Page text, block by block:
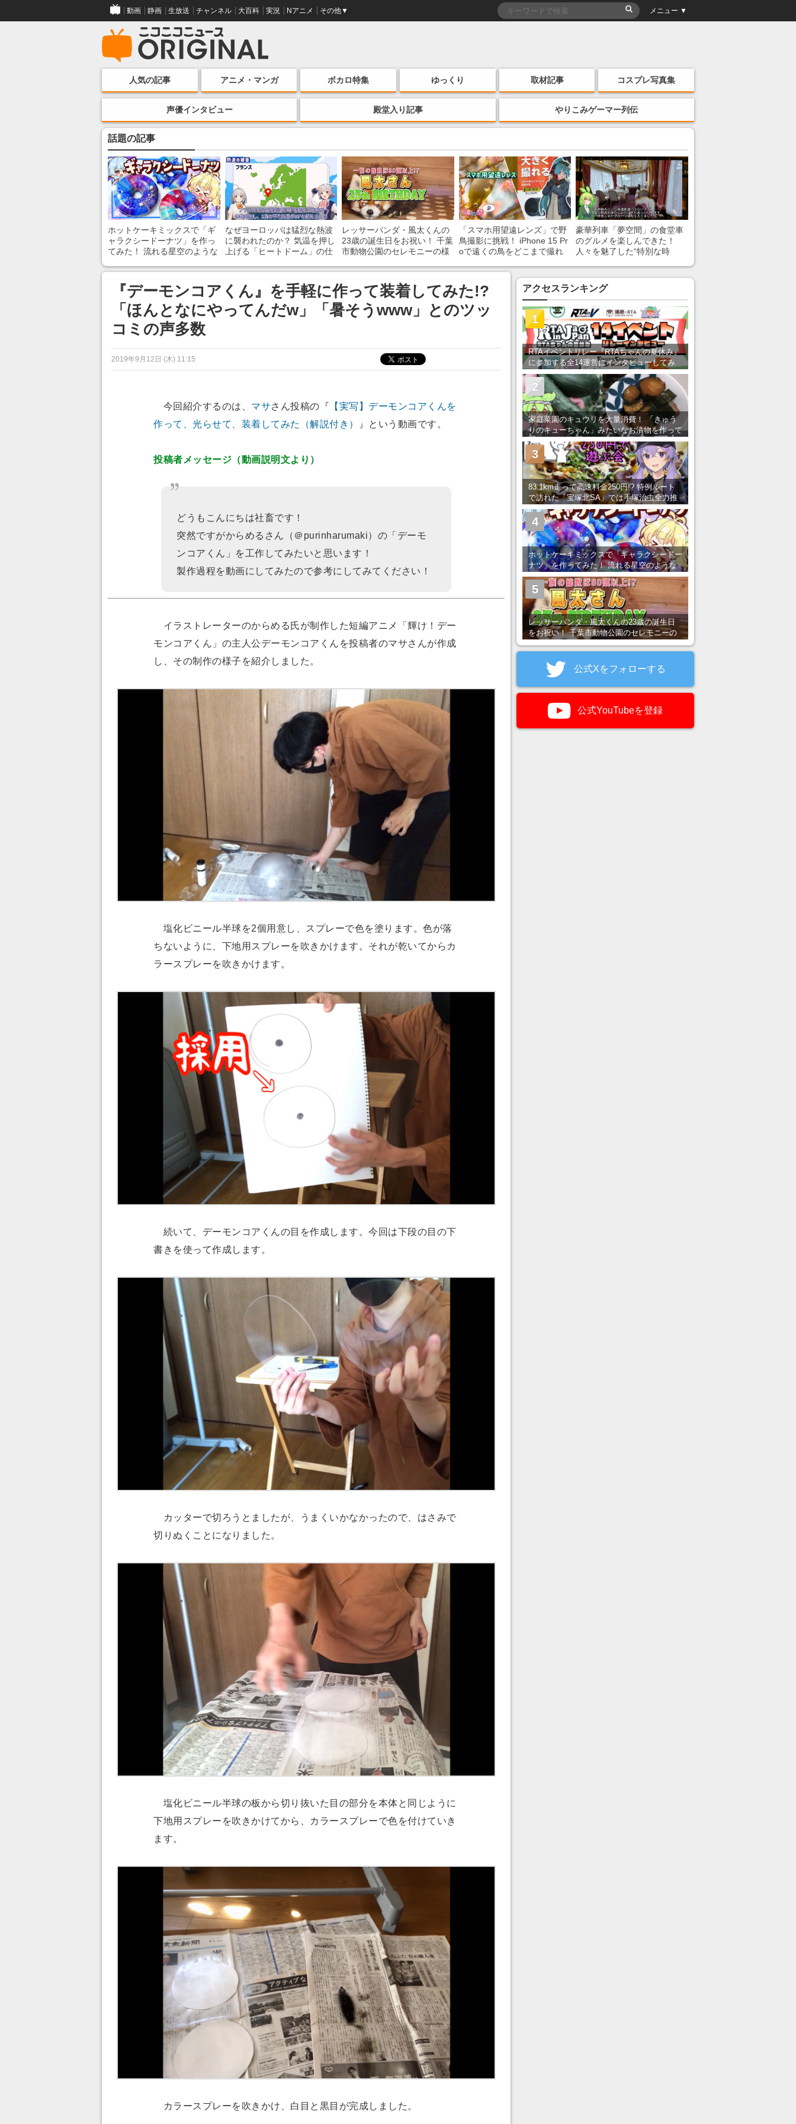
動画 静画 生放送 チャンネル 大百科 実況 Nアニメ その他▼ メニュー ▼
人気の記事 アニメ・マンガ ボカロ特集 ゆっくり 取材記事 コスプレ写真集
声優インタビュー 殿堂入り記事 やりこみゲーマー列伝
話題の記事
ホットケーキミックスで「ギ
ャラクシードーナツ」を作っ
てみた！ 流れる星空のような
なぜヨーロッパは猛烈な熱波
に襲われたのか？ 気温を押し
上げる「ヒートドーム」の仕
レッサーパンダ・風太くんの
23歳の誕生日をお祝い！ 千葉
市動物公園のセレモニーの様
「スマホ用望遠レンズ」で野
鳥撮影に挑戦！ iPhone 15 Pr
oで遠くの鳥をどこまで撮れ
豪華列車「夢空間」の食堂車
のグルメを楽しんできた！
人々を魅了した“特別な時
『デーモンコアくん』を手軽に作って装着してみた!?
「ほんとなにやってんだw」「暑そうwww」とのツッ
コミの声多数
2019年9月12日 (木) 11:15
今回紹介するのは、 マサさん投稿の『 【実写】デーモンコアくんを
作って、光らせて、装着してみた（解説付き）
』という動画です。
投稿者メッセージ（動画説明文より）
どうもこんにちは社畜です！
突然ですがからめるさん（＠purinharumaki）の「デーモ
ンコアくん」を工作してみたいと思います！
製作過程を動画にしてみたので参考にしてみてください！
イラストレーターのからめる氏が制作した短編アニメ「輝け！デー
モンコアくん」の主人公デーモンコアくんを投稿者のマサさんが作成
し、その制作の様子を紹介しました。
塩化ビニール半球を2個用意し、スプレーで色を塗ります。色が落
ちないように、下地用スプレーを吹きかけます。それが乾いてからカ
ラースプレーを吹きかけます。
続いて、デーモンコアくんの目を作成します。今回は下段の目の下
書きを使って作成します。
カッターで切ろうとましたが、うまくいかなかったので、はさみで
切りぬくことになりました。
塩化ビニール半球の板から切り抜いた目の部分を本体と同じように
下地用スプレーを吹きかけてから、カラースプレーで色を付けていき
ます。
カラースプレーを吹きかけ、白目と黒目が完成しました。
アクセスランキング
RTAイベントリレー『RTAちゃんの夏休み』
に参加する全14運営にインタビューしてみ
た！ 「RTA in Japan」のチャンネルの貸し
出しを利用し8/9から1週間にわたって開催
1
家庭菜園のキュウリを大量消費！ 「きゅう
りのキューちゃん」みたいなお漬物を作って
みた
2
83.1km走って高速料金250円!? 特例ルート
で訪れた「宝塚北SA」では手塚治虫全力推
し＆関西グルメが楽しめる！
3
ホットケーキミックスで「ギャラクシードー
ナツ」を作ってみた！ 流れる星空のような
レンチン・レシピを紹介
4
レッサーパンダ・風太くんの23歳の誕生日
をお祝い！ 千葉市動物公園のセレモニーの
5
公式Xをフォローする
公式YouTubeを登録